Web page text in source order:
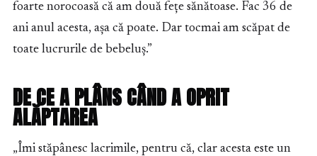
foarte norocoasă că am două fețe sănătoase. Fac 36 de
ani anul acesta, așa că poate. Dar tocmai am scăpat de
toate lucrurile de bebeluș.”
DE CE A PLÂNS CÂND A OPRIT
ALĂPTAREA
„Îmi stăpânesc lacrimile, pentru că, clar acesta este un